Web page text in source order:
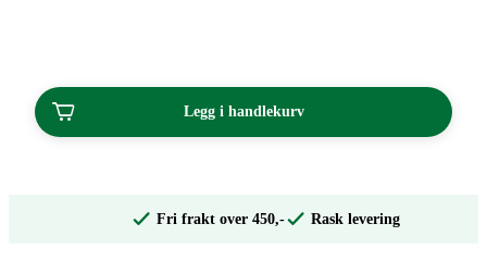
Legg i handlekurv
Fri frakt over 450,- Rask levering